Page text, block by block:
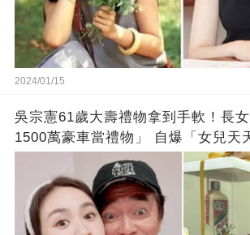
2024/01/15
吳宗憲61歲大壽禮物拿到手軟！長
1500萬豪車當禮物」 自爆「女兒天
徒弟也不甘示弱!